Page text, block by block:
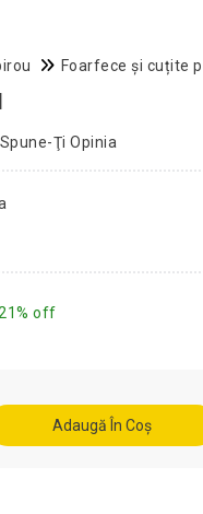
Foarfece și cuțite
Spune-Ţi Opinia
off
Adaugă În Coș